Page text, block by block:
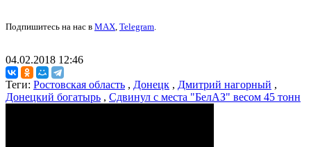
Подпишитесь на нас в MAX, Telegram.
04.02.2018 12:46
Теги: Ростовская область , Донецк , Дмитрий нагорный ,
Донецкий богатырь , Сдвинул с места "БелАЗ" весом 45 тонн